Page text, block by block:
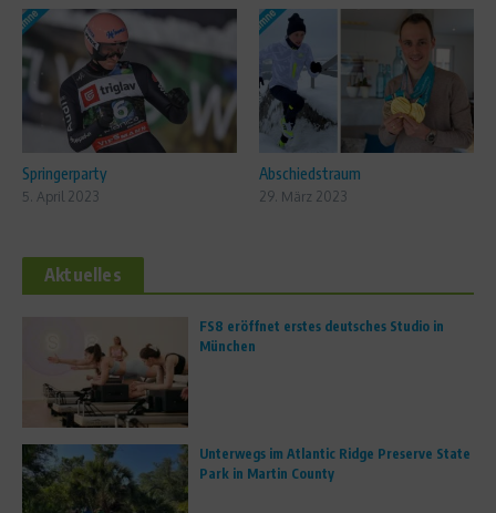
Springerparty
5. April 2023
Abschiedstraum
29. März 2023
Aktuelles
FS8 eröffnet erstes deutsches Studio in
München
Unterwegs im Atlantic Ridge Preserve State
Park in Martin County